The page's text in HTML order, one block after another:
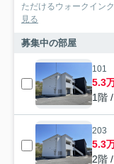
ただけるウォークイン
見る
募集中の部屋
101
5.3
1階
203
5.3
2階